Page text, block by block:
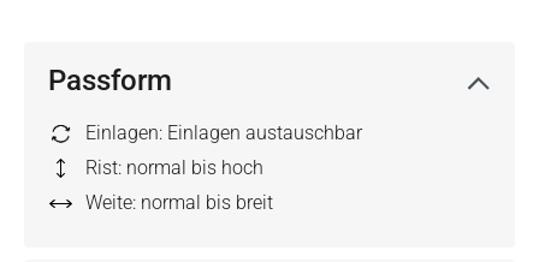
Passform
Einlagen: Einlagen austauschbar
Rist: normal bis hoch
Weite: normal bis breit